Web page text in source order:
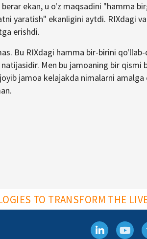
ekan, u o'z maqsadini "hamma
yaratish" ekanligini aytdi. RIXdagi
erishdi.
Bu RIXdagi hamma bir-birini
Men bu jamoaning bir qismi
jamoa kelajakda nimalarni amalga
TO TRANSFORM THE